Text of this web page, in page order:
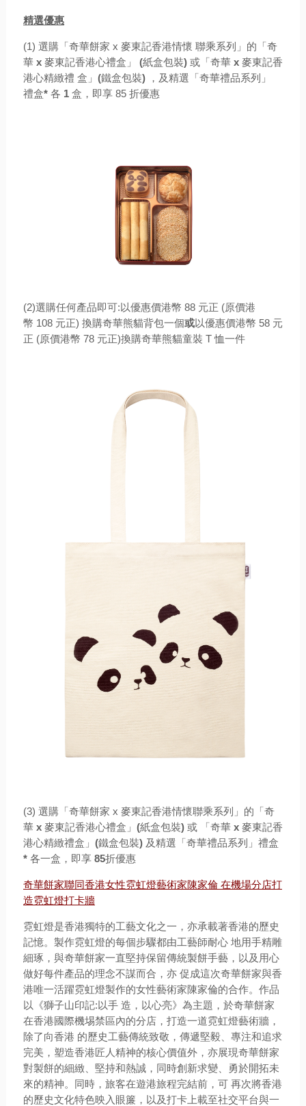
精選優惠
(1) 選購「奇華餅家 x 麥東記香港情懷 聯乘系列」的「奇
華 x 麥東記香港心禮盒」 (紙盒包裝) 或「奇華 x 麥東記香
港心精緻禮 盒」 (鐵盒包裝) ，及精選「奇華禮品系列」
禮盒* 各 1 盒，即享 85 折優惠
(2)選購任何產品即可:以優惠價港幣 88 元正 (原價港
幣 108 元正) 換購奇華熊貓背包一個或以優惠價港幣 58 元
正 (原價港幣 78 元正)換購奇華熊貓童裝 T恤一件
(3) 選購「奇華餅家 x 麥東記香港情懷聯乘系列」的「奇
華 x 麥東記香港心禮盒」 (紙盒包裝) 或 「奇華 x 麥東記香
港心精緻禮盒」 (鐵盒包裝) 及精選「奇華禮品系列」禮盒
* 各一盒，即享 85折優惠
奇華餅家聯同香港女性霓虹燈藝術家陳家倫 在機場分店打
造霓虹燈打卡牆
霓虹燈是香港獨特的工藝文化之一，亦承載著香港的歷史
記憶。製作霓虹燈的每個步驟都由工藝師耐心 地用手精雕
細琢，與奇華餅家一直堅持保留傳統製餅手藝，以及用心
做好每件產品的理念不謀而合，亦 促成這次奇華餅家與香
港唯一活躍霓虹燈製作的女性藝術家陳家倫的合作。作品
以 《獅子山印記:以手 造，以心亮》 為主題，於奇華餅家
在香港國際機埸禁區內的分店，打造一道霓虹燈藝術牆，
除了向香港 的歷史工藝傳統致敬，傳遞堅毅、專注和追求
完美，塑造香港匠人精神的核心價值外，亦展現奇華餅家
對製餅的細緻、堅持和熱誠，同時創新求變、勇於開拓未
來的精神。同時，旅客在遊港旅程完結前，可 再次將香港
的歷史文化特色映入眼簾，以及打卡上載至社交平台與一